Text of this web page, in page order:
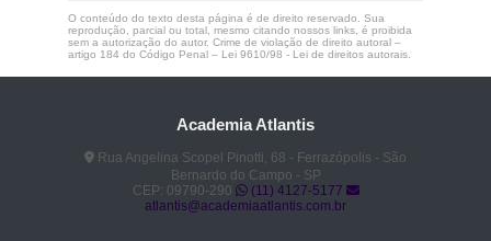
O conteúdo do texto desta página é de direito reservado. Sua
reprodução, parcial ou total, mesmo citando nossos links, é proibida
sem a autorização do autor. Crime de violação de direito autoral –
artigo 184 do Código Penal – Lei 9610/98 - Lei de direitos autorais.
Academia Atlantis
Rua Angelina Scopel Pinotti, 68 - Ferrazópolis - São
Bernardo do Campo - SP
CEP: 09790-290
(11) 4127-5177
atlantis@academiaatlantis.com.br